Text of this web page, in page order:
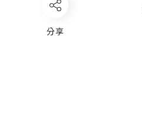
分享